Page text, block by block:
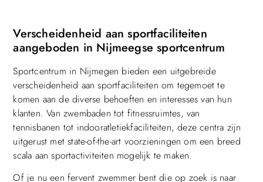
Verscheidenheid aan sportfaciliteiten
aangeboden in Nijmeegse sportcentrum
Sportcentrum in Nijmegen bieden een uitgebreide
verscheidenheid aan sportfaciliteiten om tegemoet te
komen aan de diverse behoeften en interesses van hun
klanten. Van zwembaden tot fitnessruimtes, van
tennisbanen tot indooratletiekfaciliteiten, deze centra zijn
uitgerust met state-of-the-art voorzieningen om een breed
scala aan sportactiviteiten mogelijk te maken.
Of je nu een fervent zwemmer bent die op zoek is naar